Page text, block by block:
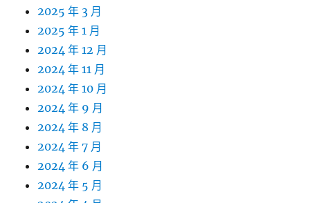
2025 年 3 月
2025 年 1 月
2024 年 12 月
2024 年 11 月
2024 年 10 月
2024 年 9 月
2024 年 8 月
2024 年 7 月
2024 年 6 月
2024 年 5 月